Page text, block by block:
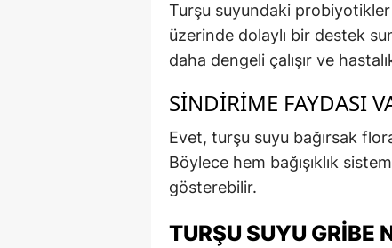
Turşu suyundaki probiyotikler
üzerinde dolaylı bir destek
daha dengeli çalışır ve
SINDIRIME FAYDASI
Evet, turşu suyu bağırsak
Böylece hem bağışıklık
gösterebilir.
TURŞU SUYU GRIBE